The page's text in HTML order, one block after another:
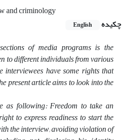
and criminology
چکیده
English
of media programs is the
to different individuals from various
interviewees have some rights that
present article aims to look into the
as following: Freedom to take an
to express readiness to start the
the interview; avoiding violation of